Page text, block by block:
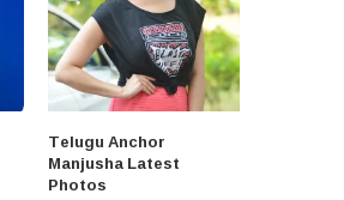
Telugu Anchor
Manjusha Latest
Photos